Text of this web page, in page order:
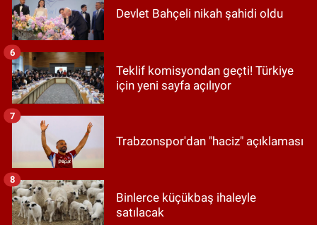
Devlet Bahçeli nikah şahidi oldu
Teklif komisyondan geçti! Türkiye
için yeni sayfa açılıyor
6
Trabzonspor'dan "haciz" açıklaması
7
Binlerce küçükbaş ihaleyle
satılacak
8